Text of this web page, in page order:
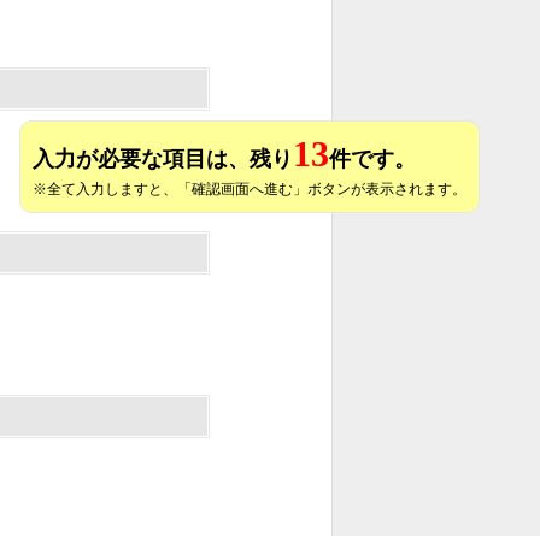
入力が必要な項目は、残り 13件です。
※全て入力しますと、「確認画面へ進む」ボタンが表示されます。